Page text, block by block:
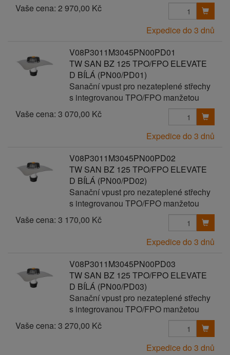
Vaše cena: 2 970,00 Kč
Expedice do 3 dnů
V08P3011M3045PN00PD01
TW SAN BZ 125 TPO/FPO ELEVATE
D BÍLÁ (PN00/PD01)
Sanační vpust pro nezateplené střechy
s integrovanou TPO/FPO manžetou
Vaše cena: 3 070,00 Kč
Expedice do 3 dnů
V08P3011M3045PN00PD02
TW SAN BZ 125 TPO/FPO ELEVATE
D BÍLÁ (PN00/PD02)
Sanační vpust pro nezateplené střechy
s integrovanou TPO/FPO manžetou
Vaše cena: 3 170,00 Kč
Expedice do 3 dnů
V08P3011M3045PN00PD03
TW SAN BZ 125 TPO/FPO ELEVATE
D BÍLÁ (PN00/PD03)
Sanační vpust pro nezateplené střechy
s integrovanou TPO/FPO manžetou
Vaše cena: 3 270,00 Kč
Expedice do 3 dnů